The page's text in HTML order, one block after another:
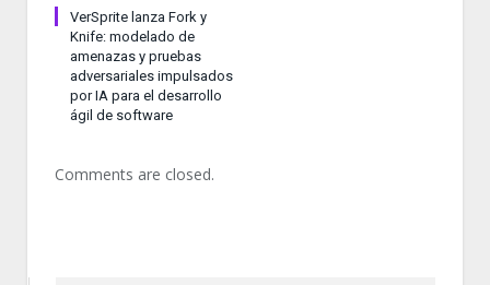
VerSprite lanza Fork y
Knife: modelado de
amenazas y pruebas
adversariales impulsados
por IA para el desarrollo
ágil de software
Comments are closed.